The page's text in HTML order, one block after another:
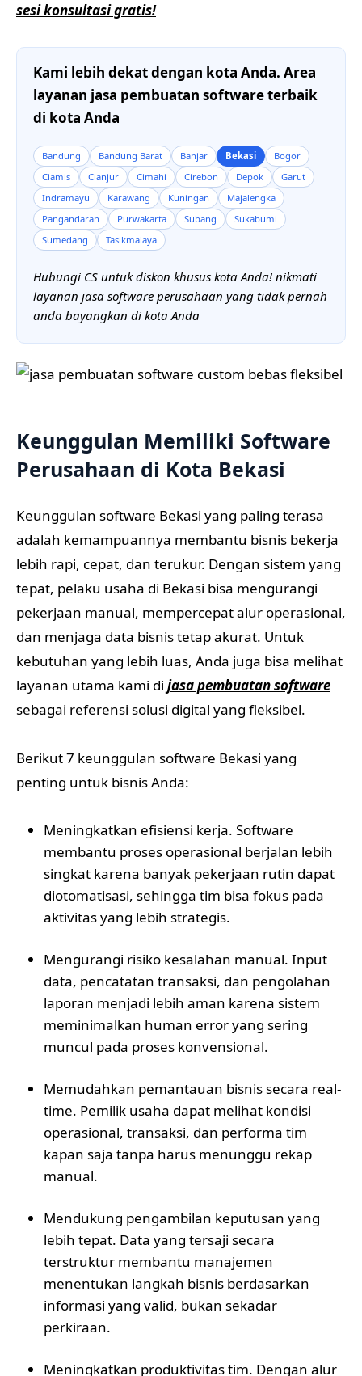
sesi konsultasi gratis!
Kami lebih dekat dengan kota Anda. Area
layanan jasa pembuatan software terbaik
di kota Anda
Bandung Bandung Barat Banjar Bekasi
Bogor
Ciamis
Cianjur Cimahi Cirebon Depok
Garut
Indramayu
Karawang Kuningan
Majalengka
Pangandaran
Purwakarta Subang
Sukabumi
Sumedang
Tasikmalaya
Hubungi CS untuk diskon khusus kota Anda! nikmati
layanan jasa software perusahaan yang tidak pernah
anda bayangkan di kota Anda
Keunggulan Memiliki Software
Perusahaan di Kota Bekasi
Keunggulan software Bekasi yang paling terasa
adalah kemampuannya membantu bisnis bekerja
lebih rapi, cepat, dan terukur. Dengan sistem yang
tepat, pelaku usaha di Bekasi bisa mengurangi
pekerjaan manual, mempercepat alur operasional,
dan menjaga data bisnis tetap akurat. Untuk
kebutuhan yang lebih luas, Anda juga bisa melihat
layanan utama kami di jasa pembuatan software
sebagai referensi solusi digital yang fleksibel.
Berikut 7 keunggulan software Bekasi yang
penting untuk bisnis Anda:
Meningkatkan efisiensi kerja. Software
membantu proses operasional berjalan lebih
singkat karena banyak pekerjaan rutin dapat
diotomatisasi, sehingga tim bisa fokus pada
aktivitas yang lebih strategis.
Mengurangi risiko kesalahan manual. Input
data, pencatatan transaksi, dan pengolahan
laporan menjadi lebih aman karena sistem
meminimalkan human error yang sering
muncul pada proses konvensional.
Memudahkan pemantauan bisnis secara real-
time. Pemilik usaha dapat melihat kondisi
operasional, transaksi, dan performa tim
kapan saja tanpa harus menunggu rekap
manual.
Mendukung pengambilan keputusan yang
lebih tepat. Data yang tersaji secara
terstruktur membantu manajemen
menentukan langkah bisnis berdasarkan
informasi yang valid, bukan sekadar
perkiraan.
Meningkatkan produktivitas tim. Dengan alur